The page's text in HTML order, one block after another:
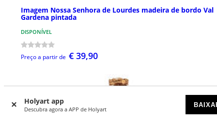
Holyart app
Descubra agora a APP de Holyart
Imagem Nossa Senhora de Lourdes madeira de bordo Val
Gardena pintada
DISPONÍVEL
Preço a partir de € 39,90